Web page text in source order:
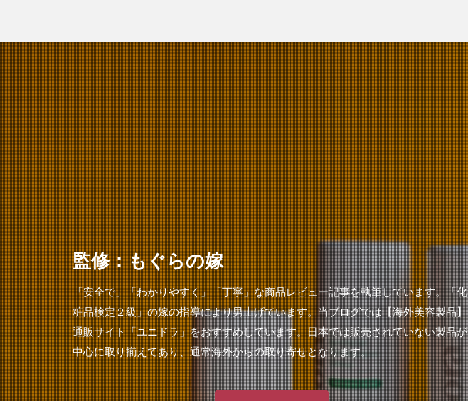
監修：もぐらの嫁
「安全で」「わかりやすく」「丁寧」な商品レビュー記事を執筆しています。「化
粧品検定２級」の嫁の指導により男上げています。当ブログでは【海外美容製品】
通販サイト「ユニドラ」をおすすめしています。日本では販売されていない製品が
中心に取り揃えてあり、通常海外からの取り寄せとなります。